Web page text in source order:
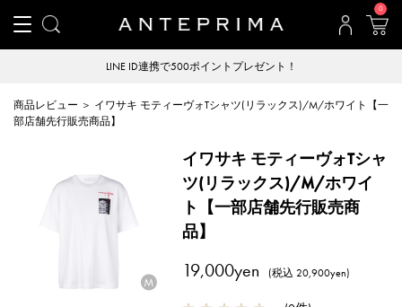
0
LINE ID連携で500ポイントプレゼント！
商品レビュー ＞ イワサキ モティーヴォTシャツ(リラックス)/M/ホワイト【一
部店舗先行販売商品】
イワサキ モティーヴォTシャ
ツ(リラックス)/M/ホワイ
ト【一部店舗先行販売商
品】
19,000yen (税込 20,900yen)